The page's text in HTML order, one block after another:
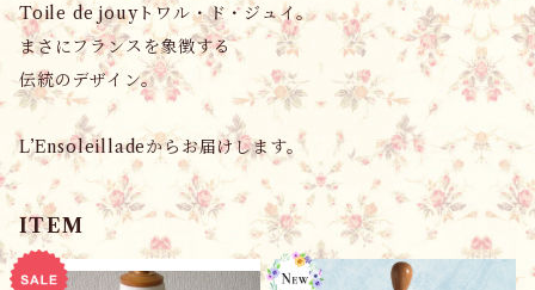
Toile de jouyトワル・ド・ジュイ。
まさにフランスを象徴する
伝統のデザイン。
L’Ensoleilladeからお届けします。
ITEM